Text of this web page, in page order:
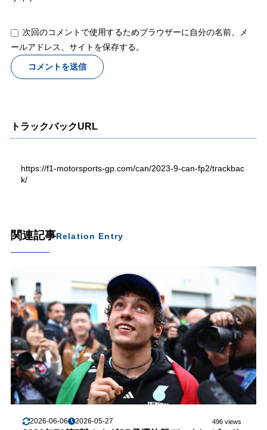
次回のコメントで使用するためブラウザーに自分の名前、メ
ールアドレス、サイトを保存する。
トラックバックURL
https://f1-motorsports-gp.com/can/2023-9-can-fp2/trackbac
k/
関連記事Relation Entry
2026-06-06 2026-05-27 496 views